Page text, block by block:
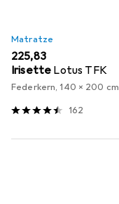
Matratze
EUR
225,83
Irisette Lotus TFK
Federkern, 140 x 200 cm
162